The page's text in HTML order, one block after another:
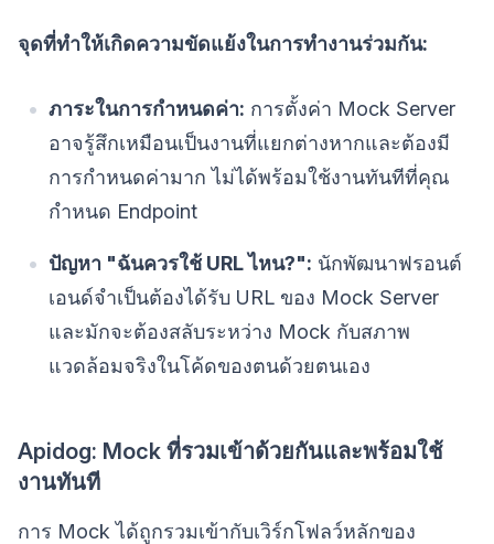
จุดที่ทำให้เกิดความขัดแย้งในการทำงานร่วมกัน:
ภาระในการกำหนดค่า: การตั้งค่า Mock Server
อาจรู้สึกเหมือนเป็นงานที่แยกต่างหากและต้องมี
การกำหนดค่ามาก ไม่ได้พร้อมใช้งานทันทีที่คุณ
กำหนด Endpoint
ปัญหา "ฉันควรใช้ URL ไหน?": นักพัฒนาฟรอนต์
เอนด์จำเป็นต้องได้รับ URL ของ Mock Server
และมักจะต้องสลับระหว่าง Mock กับสภาพ
แวดล้อมจริงในโค้ดของตนด้วยตนเอง
Apidog: Mock ที่รวมเข้าด้วยกันและพร้อมใช้
งานทันที
การ Mock ได้ถูกรวมเข้ากับเวิร์กโฟลว์หลักของ